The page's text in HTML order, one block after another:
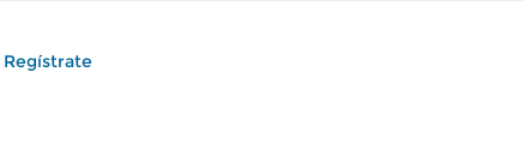
Regístrate